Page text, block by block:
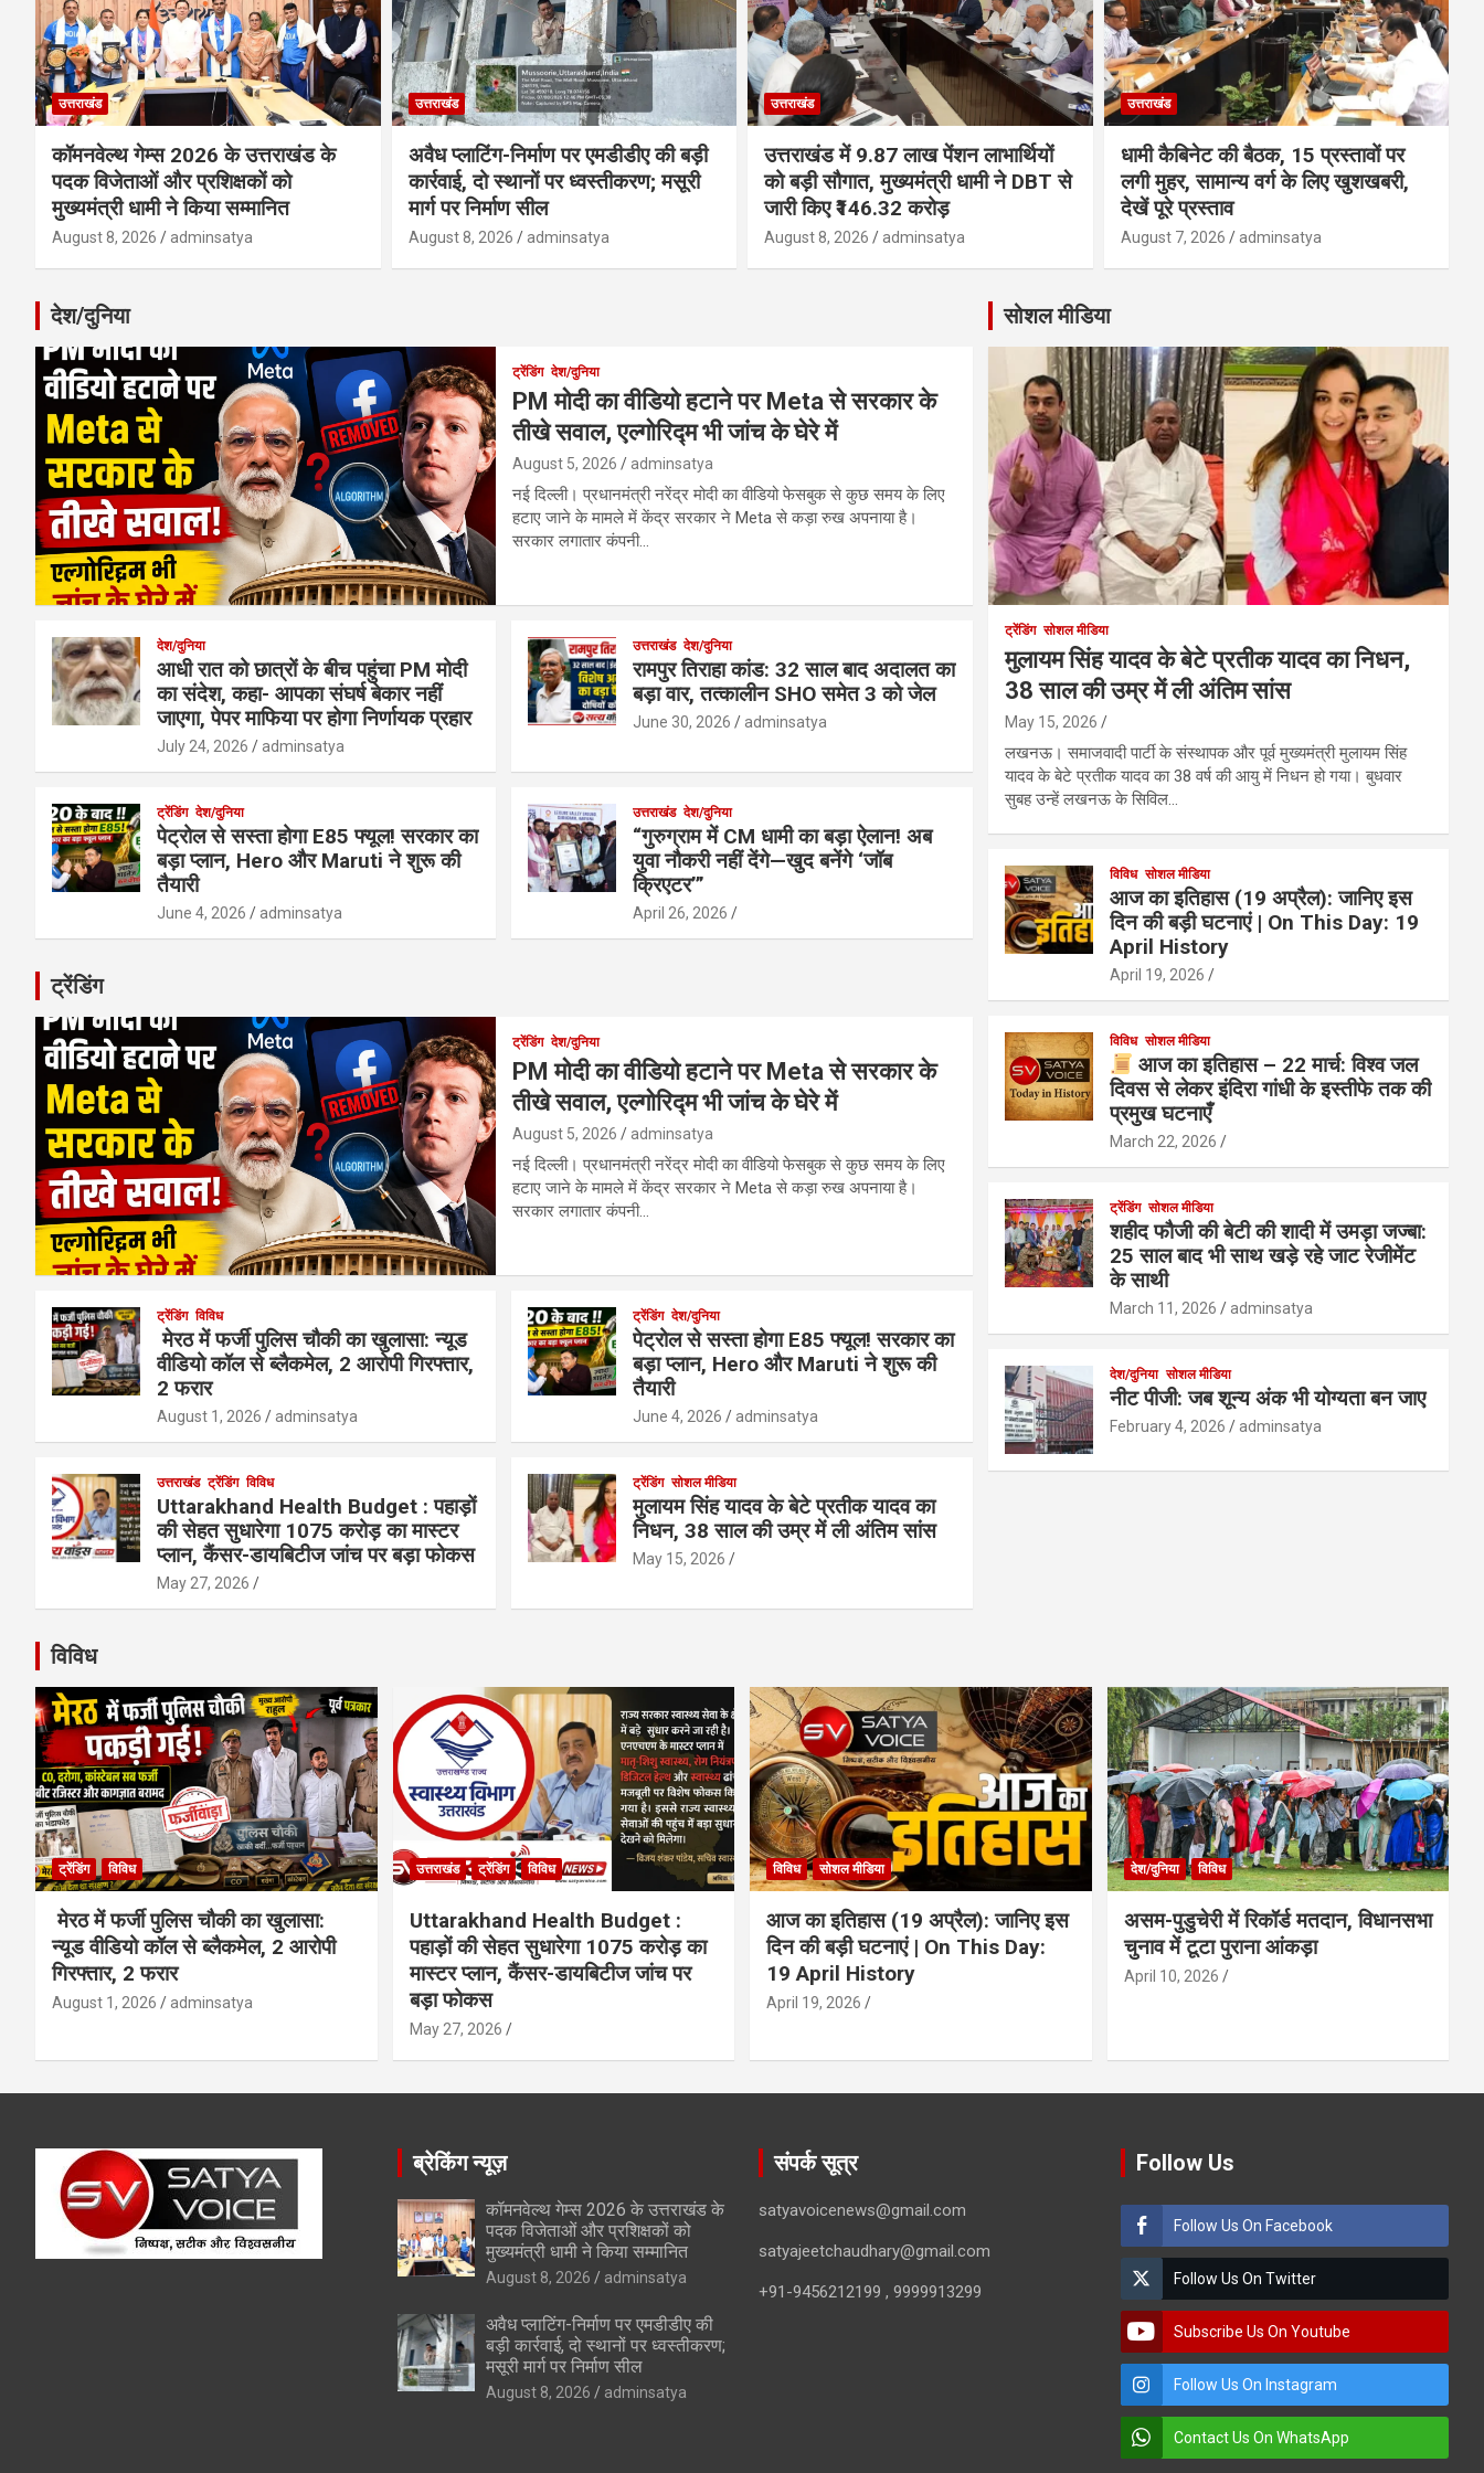
उत्तराखंड
कॉमनवेल्थ गेम्स 2026 के उत्तराखंड के
पदक विजेताओं और प्रशिक्षकों को
मुख्यमंत्री धामी ने किया सम्मानित
August 8, 2026 adminsatya
उत्तराखंड
अवैध प्लाटिंग-निर्माण पर एमडीडीए की बड़ी
कार्रवाई, दो स्थानों पर ध्वस्तीकरण; मसूरी
मार्ग पर निर्माण सील
August 8, 2026 adminsatya
उत्तराखंड
उत्तराखंड में 9.87 लाख पेंशन लाभार्थियों
को बड़ी सौगात, मुख्यमंत्री धामी ने DBT से
जारी किए ₹146.32 करोड़
August 8, 2026 adminsatya
उत्तराखंड
धामी कैबिनेट की बैठक, 15 प्रस्तावों पर
लगी मुहर, सामान्य वर्ग के लिए खुशखबरी,
देखें पूरे प्रस्ताव
August 7, 2026 adminsatya
देश/दुनिया
ट्रेंडिंग देश/दुनिया
PM मोदी का वीडियो हटाने पर Meta से सरकार के
तीखे सवाल, एल्गोरिद्म भी जांच के घेरे में
August 5, 2026 adminsatya
नई दिल्ली। प्रधानमंत्री नरेंद्र मोदी का वीडियो फेसबुक से कुछ समय के लिए
हटाए जाने के मामले में केंद्र सरकार ने Meta से कड़ा रुख अपनाया है।
सरकार लगातार कंपनी…
देश/दुनिया
आधी रात को छात्रों के बीच पहुंचा PM मोदी
का संदेश, कहा- आपका संघर्ष बेकार नहीं
जाएगा, पेपर माफिया पर होगा निर्णायक प्रहार
July 24, 2026 adminsatya
उत्तराखंड देश/दुनिया
रामपुर तिराहा कांड: 32 साल बाद अदालत का
बड़ा वार, तत्कालीन SHO समेत 3 को जेल
June 30, 2026 adminsatya
ट्रेंडिंग देश/दुनिया
पेट्रोल से सस्ता होगा E85 फ्यूल! सरकार का
बड़ा प्लान, Hero और Maruti ने शुरू की
तैयारी
June 4, 2026 adminsatya
उत्तराखंड देश/दुनिया
“गुरुग्राम में CM धामी का बड़ा ऐलान! अब
युवा नौकरी नहीं देंगे—खुद बनेंगे ‘जॉब
क्रिएटर’”
April 26, 2026
ट्रेंडिंग
ट्रेंडिंग देश/दुनिया
PM मोदी का वीडियो हटाने पर Meta से सरकार के
तीखे सवाल, एल्गोरिद्म भी जांच के घेरे में
August 5, 2026 adminsatya
नई दिल्ली। प्रधानमंत्री नरेंद्र मोदी का वीडियो फेसबुक से कुछ समय के लिए
हटाए जाने के मामले में केंद्र सरकार ने Meta से कड़ा रुख अपनाया है।
सरकार लगातार कंपनी…
ट्रेंडिंग विविध
मेरठ में फर्जी पुलिस चौकी का खुलासा: न्यूड
वीडियो कॉल से ब्लैकमेल, 2 आरोपी गिरफ्तार,
2 फरार
August 1, 2026 adminsatya
ट्रेंडिंग देश/दुनिया
पेट्रोल से सस्ता होगा E85 फ्यूल! सरकार का
बड़ा प्लान, Hero और Maruti ने शुरू की
तैयारी
June 4, 2026 adminsatya
उत्तराखंड ट्रेंडिंग विविध
Uttarakhand Health Budget : पहाड़ों
की सेहत सुधारेगा 1075 करोड़ का मास्टर
प्लान, कैंसर-डायबिटीज जांच पर बड़ा फोकस
May 27, 2026
ट्रेंडिंग सोशल मीडिया
मुलायम सिंह यादव के बेटे प्रतीक यादव का
निधन, 38 साल की उम्र में ली अंतिम सांस
May 15, 2026
सोशल मीडिया
ट्रेंडिंग सोशल मीडिया
मुलायम सिंह यादव के बेटे प्रतीक यादव का निधन,
38 साल की उम्र में ली अंतिम सांस
May 15, 2026
लखनऊ। समाजवादी पार्टी के संस्थापक और पूर्व मुख्यमंत्री मुलायम सिंह
यादव के बेटे प्रतीक यादव का 38 वर्ष की आयु में निधन हो गया। बुधवार
सुबह उन्हें लखनऊ के सिविल…
विविध सोशल मीडिया
आज का इतिहास (19 अप्रैल): जानिए इस
दिन की बड़ी घटनाएं | On This Day: 19
April History
April 19, 2026
विविध सोशल मीडिया
आज का इतिहास – 22 मार्च: विश्व जल
दिवस से लेकर इंदिरा गांधी के इस्तीफे तक की
प्रमुख घटनाएँ
March 22, 2026
ट्रेंडिंग सोशल मीडिया
शहीद फौजी की बेटी की शादी में उमड़ा जज्बा:
25 साल बाद भी साथ खड़े रहे जाट रेजीमेंट
के साथी
March 11, 2026 adminsatya
देश/दुनिया सोशल मीडिया
नीट पीजी: जब शून्य अंक भी योग्यता बन जाए
February 4, 2026 adminsatya
विविध
ट्रेंडिंग विविध
मेरठ में फर्जी पुलिस चौकी का खुलासा:
न्यूड वीडियो कॉल से ब्लैकमेल, 2 आरोपी
गिरफ्तार, 2 फरार
August 1, 2026 adminsatya
उत्तराखंड ट्रेंडिंग विविध
Uttarakhand Health Budget :
पहाड़ों की सेहत सुधारेगा 1075 करोड़ का
मास्टर प्लान, कैंसर-डायबिटीज जांच पर
बड़ा फोकस
May 27, 2026
विविध सोशल मीडिया
आज का इतिहास (19 अप्रैल): जानिए इस
दिन की बड़ी घटनाएं | On This Day:
19 April History
April 19, 2026
देश/दुनिया विविध
असम-पुडुचेरी में रिकॉर्ड मतदान, विधानसभा
चुनाव में टूटा पुराना आंकड़ा
April 10, 2026
ब्रेकिंग न्यूज़
कॉमनवेल्थ गेम्स 2026 के उत्तराखंड के
पदक विजेताओं और प्रशिक्षकों को
मुख्यमंत्री धामी ने किया सम्मानित
August 8, 2026 adminsatya
अवैध प्लाटिंग-निर्माण पर एमडीडीए की
बड़ी कार्रवाई, दो स्थानों पर ध्वस्तीकरण;
मसूरी मार्ग पर निर्माण सील
August 8, 2026 adminsatya
संपर्क सूत्र
satyavoicenews@gmail.com
satyajeetchaudhary@gmail.com
+91-9456212199 , 9999913299
Follow Us
Follow Us On Facebook
Follow Us On Twitter
Subscribe Us On Youtube
Follow Us On Instagram
Contact Us On WhatsApp